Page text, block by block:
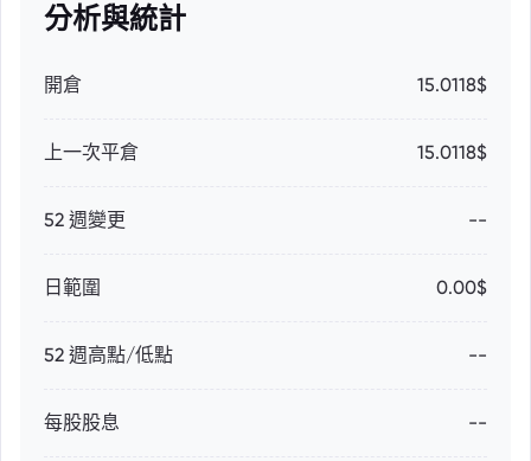
分析與統計
開倉 15.0118$
上一次平倉 15.0118$
52 週變更 --
日範圍 0.00$
52 週高點/低點 --
每股股息 --